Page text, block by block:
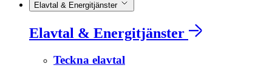
Elavtal & Energitjänster
Elavtal & Energitjänster
Teckna elavtal